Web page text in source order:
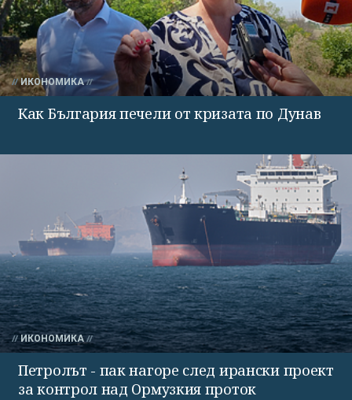
ИКОНОМИКА
Как България печели от кризата по Дунав
ИКОНОМИКА
Петролът - пак нагоре след ирански проект
за контрол над Ормузкия проток